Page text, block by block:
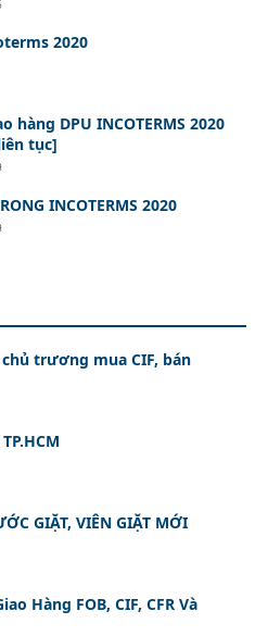
2020
hàng DPU INCOTERMS 2020
tục]
INCOTERMS 2020
trương mua CIF, bán
GIẶT, VIÊN GIẶT MỚI
Hàng FOB, CIF, CFR Và